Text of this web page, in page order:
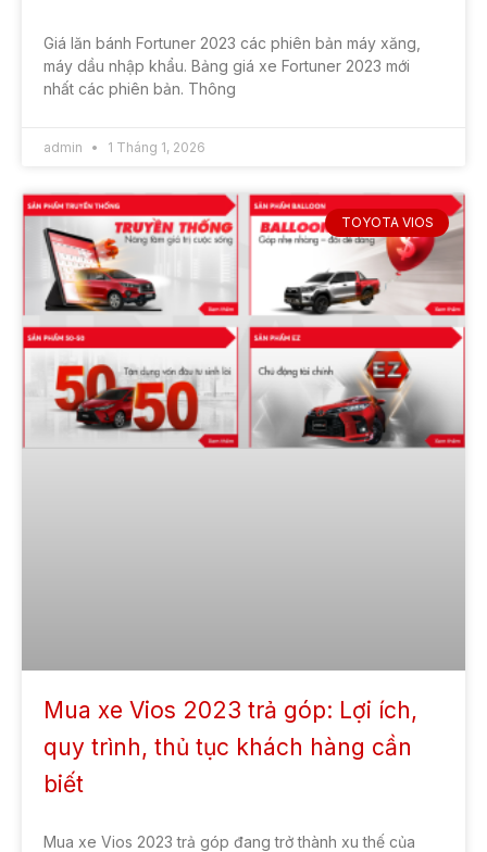
Giá lăn bánh Fortuner 2023 các phiên bản máy xăng,
máy dầu nhập khẩu. Bảng giá xe Fortuner 2023 mới
nhất các phiên bản. Thông
admin 1 Tháng 1, 2026
TOYOTA VIOS
Mua xe Vios 2023 trả góp: Lợi ích,
quy trình, thủ tục khách hàng cần
biết
Mua xe Vios 2023 trả góp đang trở thành xu thế của